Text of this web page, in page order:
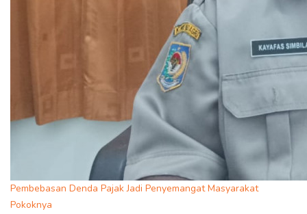
Pembebasan Denda Pajak Jadi Penyemangat Masyarakat
Pokoknya